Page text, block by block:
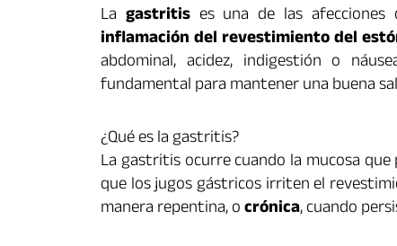
La gastritises una de las afecciones
inflamación del revestimiento del
abdominal, acidez, indigestión o
fundamental para mantener una buena
¿Qué es la gastritis?
La gastritis ocurre cuando la mucosa
que los jugos gástricos irriten el
manera repentina, ocrónica, cuando